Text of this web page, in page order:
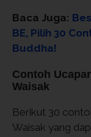
Baca Juga:
BE, Pilih 30
Buddha!
Contoh
Waisak
Berikut 30
Waisak yang